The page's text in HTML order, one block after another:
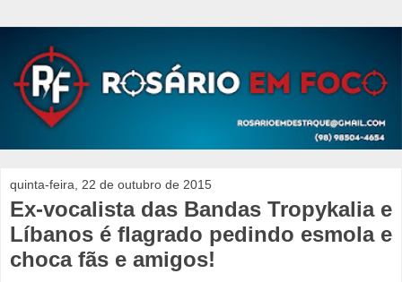
quinta-feira, 22 de outubro de 2015
Ex-vocalista das Bandas Tropykalia e
Líbanos é flagrado pedindo esmola e
choca fãs e amigos!